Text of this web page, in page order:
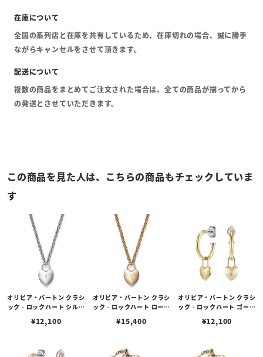
全国の系列店と在庫を共有しているため、在庫切れの場合、誠に勝手
ながらキャンセルをさせて頂きます。
複数の商品をまとめてご注文された場合は、全ての商品が揃ってから
の発送とさせていただきます。
この商品を見た人は、こちらの商品もチェックしていま
す
オリビア・バートン クラシ
ック - ロックハート シルバ
¥12,100
オリビア・バートン クラシ
ック - ロックハート ローズ
クレス
¥15,400
オリビア・バートン クラシ
ック - ロックハート ゴール
¥12,100